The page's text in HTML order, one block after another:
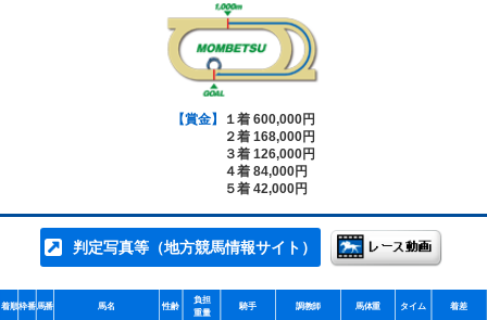
【賞金】
１着 600,000円
２着 168,000円
３着 126,000円
４着 84,000円
５着 42,000円
判定写真等（地方競馬情報サイト）
着順枠番馬番 馬名 性齢
負担
重量
騎手 調教師 馬体重 タイム 着差